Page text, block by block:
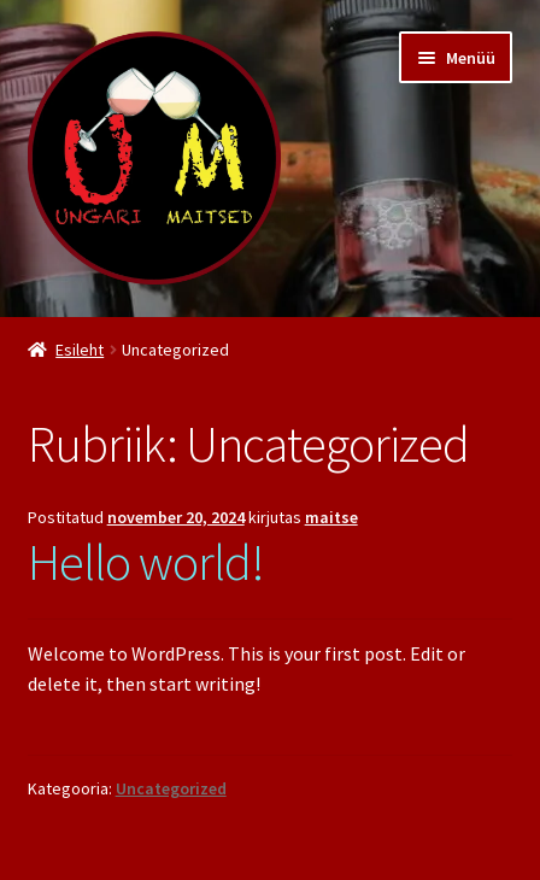
Liigu
navigeerimisele
Liigu
sisu
juurde
Menüü
Pood
Meist
Kontakt
Esileht Uncategorized
Rubriik: Uncategorized
Postitatud november 20, 2024kirjutas maitse
Hello world!
Welcome to WordPress. This is your first post. Edit or
delete it, then start writing!
Kategooria: Uncategorized